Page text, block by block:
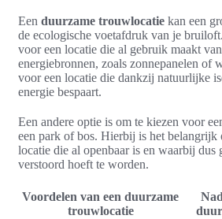
Een duurzame trouwlocatie kan een
de ecologische voetafdruk van je
voor een locatie die al gebruik maakt
energiebronnen, zoals zonnepanelen of
voor een locatie die dankzij natuurlijke
energie bespaart.
Een andere optie is om te kiezen voor
een park of bos. Hierbij is het belangrijk
locatie die al openbaar is en waarbij dus
verstoord hoeft te worden.
Voordelen van een duurzame
trouwlocatie